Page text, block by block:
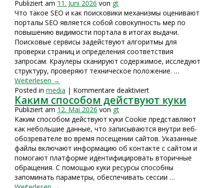
Publiziert am 11. Juni 2026 von gt
Что такое SEO и как поисковики механизмы оценивают
порталы SEO является собой совокупность мер по
повышению видимости портала в итогах выдачи.
Поисковые сервисы задействуют алгоритмы для
проверки страниц и определения соответствия
запросам. Краулеры сканируют содержимое, исследуют
структуру, проверяют техническое положение. …
Weiterlesen →
Posted in media | Kommentare deaktiviertfür
Что
такое
SEO
и
как
поисковики
механизмы
оценивают
порталы
Каким способом действуют куки
Publiziert am 12. Mai 2026 von gt
Каким способом действуют куки Cookie представляют
как небольшие данные, что записываются внутри веб-
обозревателе во время посещении сайтов. Указанные
файлы включают информацию об контакте с сайтом и
помогают платформе идентифицировать вторичные
обращения. С помощью куки ресурсы способны
запоминать параметры, обеспечивать сессии …